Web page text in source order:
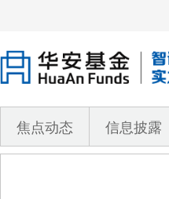
焦点动态 信息披露